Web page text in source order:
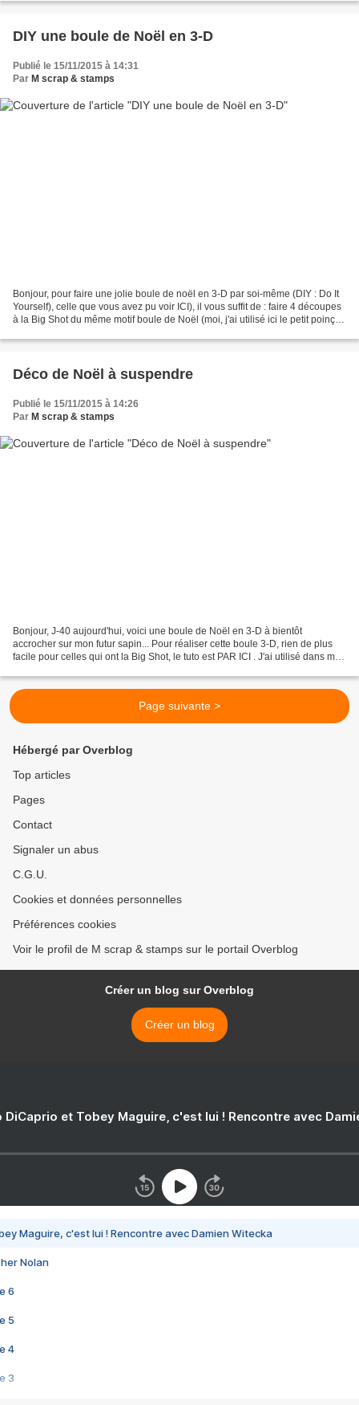
DIY une boule de Noël en 3-D
Publié le 15/11/2015 à 14:31
Par M scrap & stamps
Bonjour, pour faire une jolie boule de noël en 3-D par soi-même (DIY : Do It
Yourself), celle que vous avez pu voir ICI), il vous suffit de : faire 4 découpes
à la Big Shot du même motif boule de Noël (moi, j'ai utilisé ici le petit poinçon
Déco de Noël à suspendre
Publié le 15/11/2015 à 14:26
Par M scrap & stamps
Bonjour, J-40 aujourd'hui, voici une boule de Noël en 3-D à bientôt
accrocher sur mon futur sapin... Pour réaliser cette boule 3-D, rien de plus
facile pour celles qui ont la Big Shot, le tuto est PAR ICI . J'ai utilisé dans mon
Page suivante >
Hébergé par Overblog
Top articles
Pages
Contact
Signaler un abus
C.G.U.
Cookies et données personnelles
Préférences cookies
Voir le profil de M scrap & stamps sur le portail Overblog
Créer un blog sur Overblog
Créer un blog
DiCaprio et Tobey Maguire, c'est lui ! Rencontre avec
Maguire, c'est lui ! Rencontre avec Damien Witecka
Nolan
6
5
4
3